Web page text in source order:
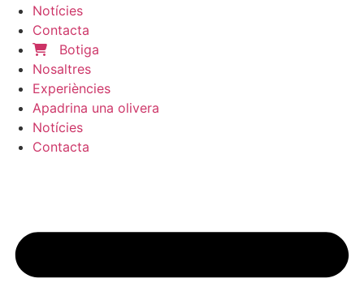
Notícies
Contacta
Botiga
Nosaltres
Experiències
Apadrina una olivera
Notícies
Contacta